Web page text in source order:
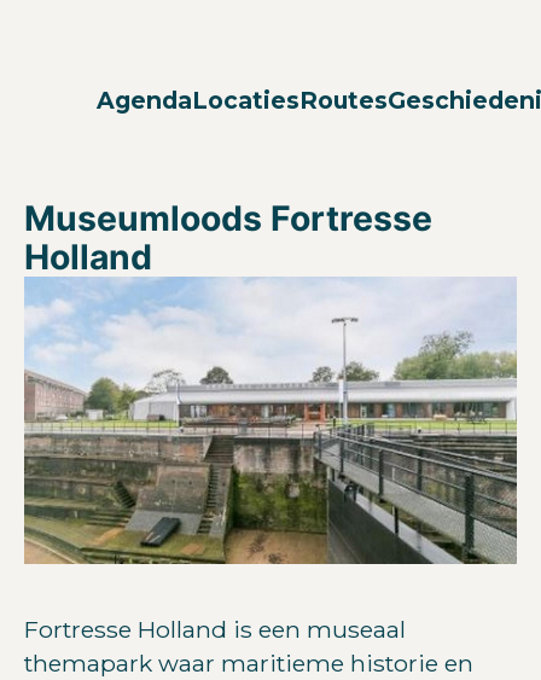
AgendaLocatiesRoutes
Museumloods Fortresse
Holland
Fortresse Holland is een museaal
themapark waar maritieme historie en